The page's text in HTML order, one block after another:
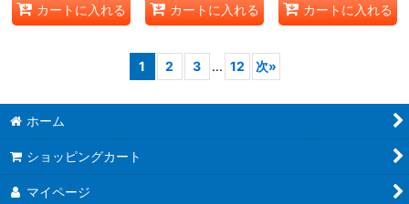
カートに入れる カートに入れる カートに入れる
1 2 3 ... 12 次»
ホーム
ショッピングカート
マイページ